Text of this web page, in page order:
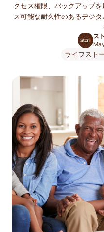
クセス権限、バックアップ
ス可能な耐久性のあるデジ
ス
ライフスト